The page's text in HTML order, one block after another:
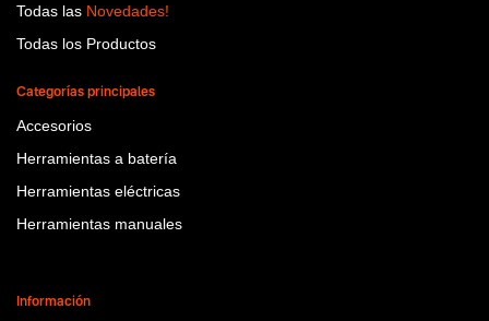
Todas las Novedades!
Todas los Productos
Categorías principales
Accesorios
Herramientas a batería
Herramientas eléctricas
Herramientas manuales
Información